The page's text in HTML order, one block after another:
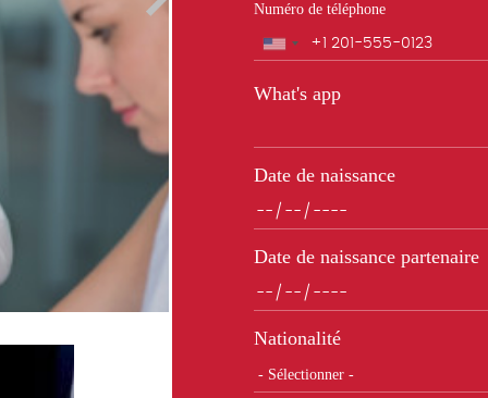
Numéro de téléphone
Téléphone
What's app
Date de naissance
Date de naissance partenaire
Nationalité